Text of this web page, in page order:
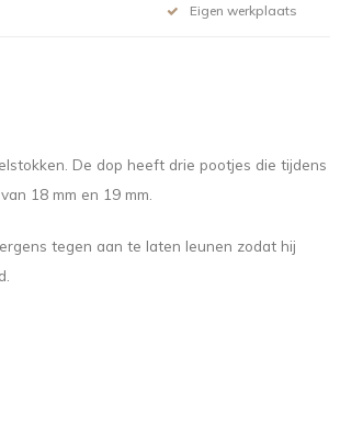
Eigen werkplaats
De dop heeft drie pootjes die tijdens
18 mm en 19 mm.
tegen aan te laten leunen zodat hij